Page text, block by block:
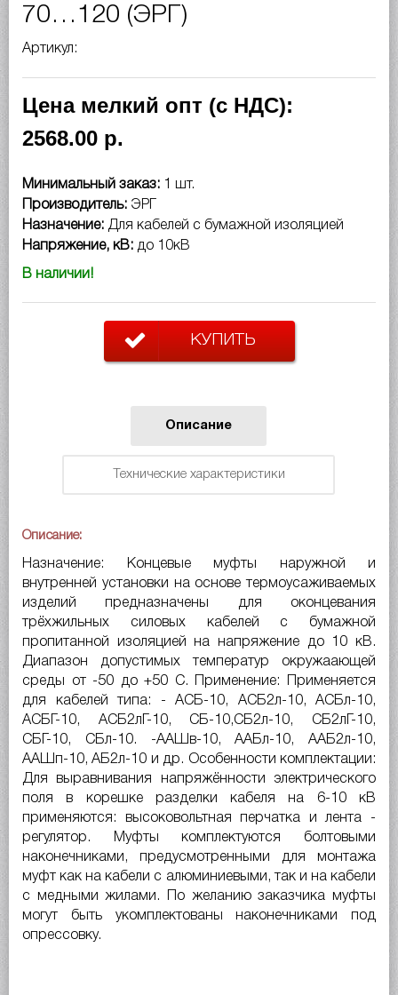
70…120 (ЭРГ)
Артикул:
Цена мелкий опт (с НДС):
2568.00 р.
Минимальный заказ:
1 шт.
Производитель: ЭРГ
Назначение: Для кабелей с бумажной изоляцией
Напряжение, кВ: до 10кВ
В наличии!
КУПИТЬ
Описание
Технические характеристики
Описание:
Назначение: Концевые муфты наружной и
внутренней установки на основе термоусаживаемых
изделий предназначены для оконцевания
трёхжильных силовых кабелей с бумажной
пропитанной изоляцией на напряжение до 10 кВ.
Диапазон допустимых температур окружаающей
среды от -50 до +50 C. Применение: Применяется
для кабелей типа: - АСБ-10, АСБ2л-10, АСБл-10,
АСБГ-10, АСБ2лГ-10, СБ-10,СБ2л-10, СБ2лГ-10,
СБГ-10, СБл-10. -ААШв-10, ААБл-10, ААБ2л-10,
ААШп-10, АБ2л-10 и др. Особенности комплектации:
Для выравнивания напряжённости электрического
поля в корешке разделки кабеля на 6-10 кВ
применяются: высоковольтная перчатка и лента -
регулятор. Муфты комплектуются болтовыми
наконечниками, предусмотренными для монтажа
муфт как на кабели с алюминиевыми, так и на кабели
с медными жилами. По желанию заказчика муфты
могут быть укомплектованы наконечниками под
опрессовку.